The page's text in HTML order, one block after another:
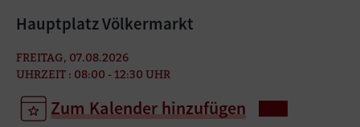
Hauptplatz Völkermarkt
FREITAG, 07.08.2026
UHRZEIT : 08:00 - 12:30 UHR
Zum Kalender hinzufügen